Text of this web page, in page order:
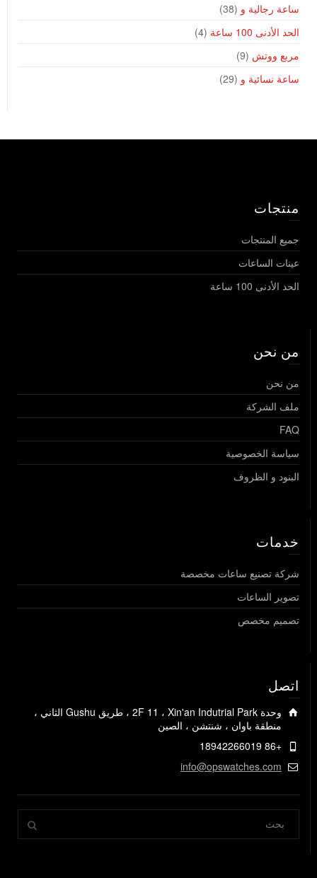
ساعة رجالية و (38)
الحد الأدنى 100 ساعة
(4)
مربع ووتش (9)
ساعة نسائية و (29)
منتجات
جميع المنتجات
عينات الساعات
الحد الأدنى 100 ساعة
من نحن
من نحن
ملف الشركة
FAQ
سياسة الخصوصية
البنود و الظروف
خدمات
شركة تصنيع ساعات مخصصة
تصوير الساعات
تصميم مخصص
اتصل
وحدة 2F 11 ، Xin'an Indutrial Park ، طريق Gushu الثاني ،
منطقة باوان ، شنتشن ، الصين
+86 18942266019
info@opswatches.com